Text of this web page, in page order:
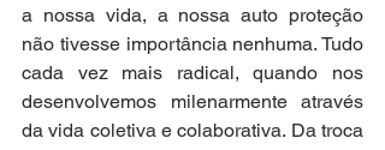
a nossa vida, a nossa auto proteção
não tivesse importância nenhuma. Tudo
cada vez mais radical, quando nos
desenvolvemos milenarmente através
da vida coletiva e colaborativa. Da troca